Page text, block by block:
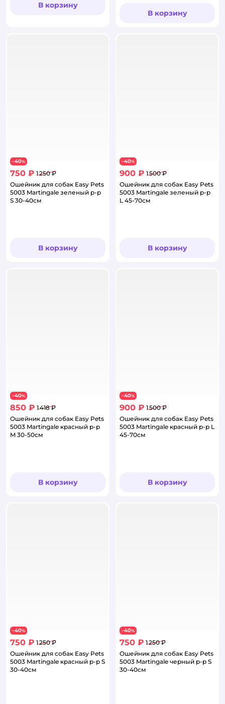
В корзину
В корзину
−40%
750 ₽ 1 250 ₽
Ошейник для собак Easy Pets
5003 Martingale зеленый р-р
S 30-40см
В корзину
−40%
900 ₽ 1 500 ₽
Ошейник для собак Easy Pets
5003 Martingale зеленый р-р
L 45-70см
В корзину
−40%
850 ₽ 1 418 ₽
Ошейник для собак Easy Pets
5003 Martingale красный р-р
M 30-50см
В корзину
−40%
900 ₽ 1 500 ₽
Ошейник для собак Easy Pets
5003 Martingale красный р-р L
45-70см
В корзину
−40%
750 ₽ 1 250 ₽
Ошейник для собак Easy Pets
5003 Martingale красный р-р S
30-40см
−40%
750 ₽ 1 250 ₽
Ошейник для собак Easy Pets
5003 Martingale черный р-р S
30-40см